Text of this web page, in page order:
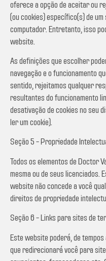
oferece a opção de aceitar ou
(ou cookies) específico(s) de
computador. Entretanto, isso
website.
As definições que escolher
navegação e o funcionamento
sentido, rejeitamos qualquer
resultantes do funcionamento
desativação de cookies no seu
ler um cookie).
Seção 5 – Propriedade
Todos os elementos de Doctor
mesma ou de seus licenciados.
website não concede a você
direitos de propriedade
Seção 6 – Links para sites de
Este website poderá, de
que redirecionará você para